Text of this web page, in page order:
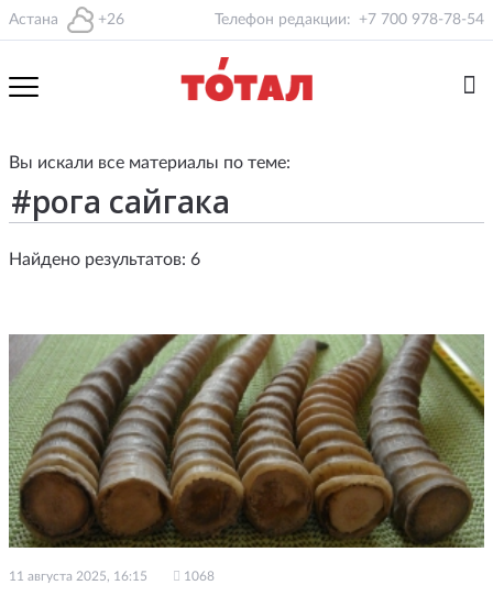
Астана +26 Телефон редакции: +7 700 978-78-54
Вы искали все материалы по теме:
Найдено результатов: 6
11 августа 2025, 16:15 1068